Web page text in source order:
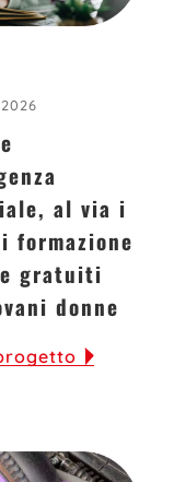
al via i
formazione
gratuiti
donne